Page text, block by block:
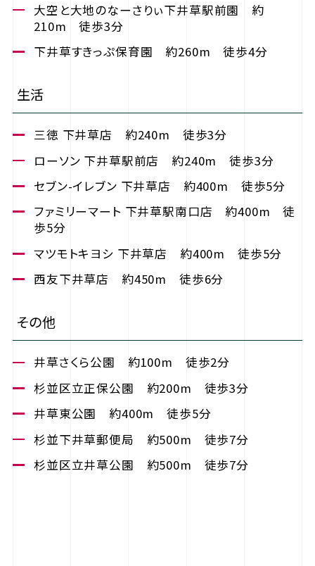
大空と大地のなーさりぃ下井草駅前園 約
210m 徒歩3分
下井草すきっぷ保育園 約260m 徒歩4分
生活
三徳 下井草店 約240m 徒歩3分
ローソン 下井草駅前店 約240m 徒歩3分
セブン-イレブン 下井草店 約400m 徒歩5分
ファミリーマート 下井草駅南口店 約400m 徒
歩5分
マツモトキヨシ 下井草店 約400m 徒歩5分
西友下井草店 約450m 徒歩6分
その他
井草さくら公園 約100m 徒歩2分
杉並区立正保公園 約200m 徒歩3分
井草東公園 約400m 徒歩5分
杉並下井草郵便局 約500m 徒歩7分
杉並区立井草公園 約500m 徒歩7分